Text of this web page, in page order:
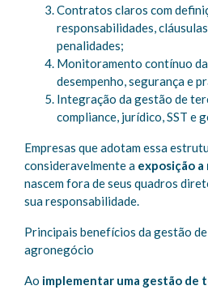
Contratos claros com
responsabilidades,
penalidades;
Monitoramento contínuo
desempenho, segurança e
Integração da gestão de
compliance, jurídico, SST e
Empresas que adotam essa
consideravelmente a exposição
nascem fora de seus quadros
sua responsabilidade.
Principais benefícios da gestão
agronegócio
Ao implementar uma gestão de